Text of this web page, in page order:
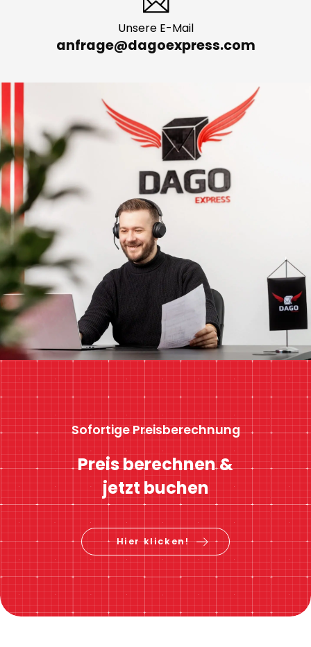
Unsere E-Mail
anfrage@dagoexpress.com
Sofortige Preisberechnung
Preis berechnen &
jetzt buchen
Hier klicken!